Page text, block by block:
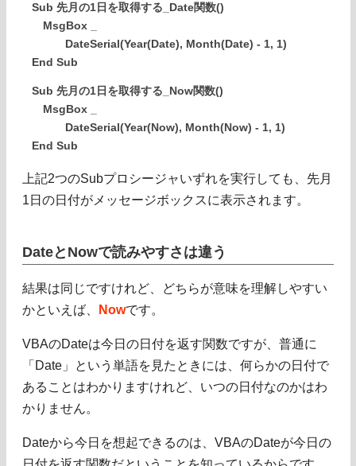
Sub 先月の1日を取得する_Date関数()
MsgBox _
DateSerial(Year(Date), Month(Date) - 1, 1)
End Sub
Sub 先月の1日を取得する_Now関数()
MsgBox _
DateSerial(Year(Now), Month(Now) - 1, 1)
End Sub
上記2つのSubプロシージャいずれを実行しても、先月
1日の日付がメッセージボックスに表示されます。
DateとNowで読みやすさは違う
結果は同じですけれど、どちらが意味を理解しやすい
かといえば、
Nowです。
VBAのDateは今日の日付を返す関数ですが、普通に
「Date」という単語を見たときには、何らかの日付で
あることはわかりますけれど、いつの日付なのかはわ
かりません。
Dateから今日を想起できるのは、VBAのDateが今日の